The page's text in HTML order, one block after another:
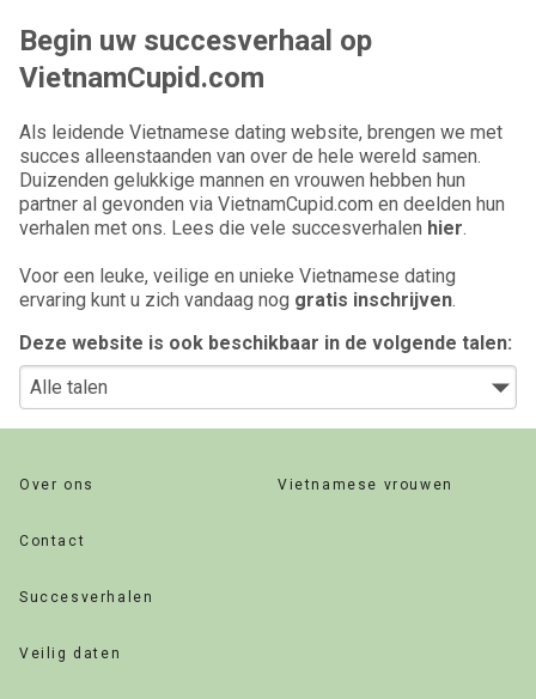
Begin uw succesverhaal op
VietnamCupid.com
Als leidende Vietnamese dating website, brengen we met
succes alleenstaanden van over de hele wereld samen.
Duizenden gelukkige mannen en vrouwen hebben hun
partner al gevonden via VietnamCupid.com en deelden hun
verhalen met ons. Lees die vele succesverhalen hier.
Voor een leuke, veilige en unieke Vietnamese dating
ervaring kunt u zich vandaag nog gratis inschrijven.
Deze website is ook beschikbaar in de volgende talen:
Over ons
Contact
Succesverhalen
Veilig daten
Vietnamese vrouwen